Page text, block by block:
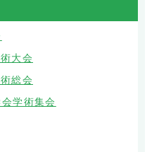
大会
総会
学術集会